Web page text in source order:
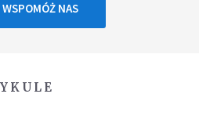
WSPOMÓŻ NAS